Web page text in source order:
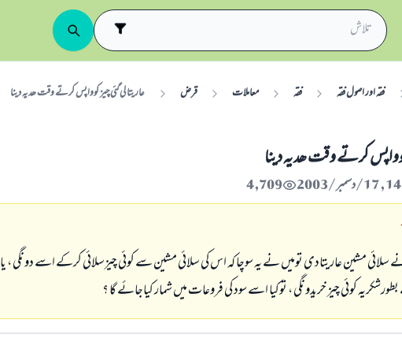
فقہ اور اصول فقہ فقہ معاملات قرض عاریتا لی گئي چيز کوواپس کرتے وقت ھدیہ دینا
کرتے وقت ھدیہ دینا
4,709
نے سلائي مشین عاریتادی تومیں نے یہ سوچا کہ اس کی سلائي مشین سے کوئي چيزسلائي کرکے اسے دونگی ، یا
کوئي چيز خریدونگی ، توکیا اسے سود کی فروعات میں شمار کیاجائے گا ؟